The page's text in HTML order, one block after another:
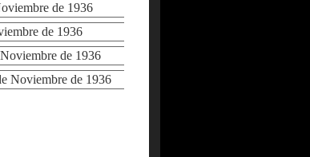
de 1936
de 1936
de 1936
Noviembre de 1936